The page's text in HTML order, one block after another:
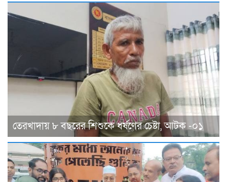
তেরখাদায় ৮ বছরের শিশুকে ধর্ষণের চেষ্টা, আটক -০১